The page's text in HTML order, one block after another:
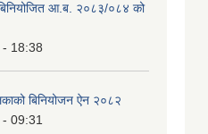
आ.ब. २०८३/०८४ को
18:38
बिनियोजन ऐन २०८२
09:31